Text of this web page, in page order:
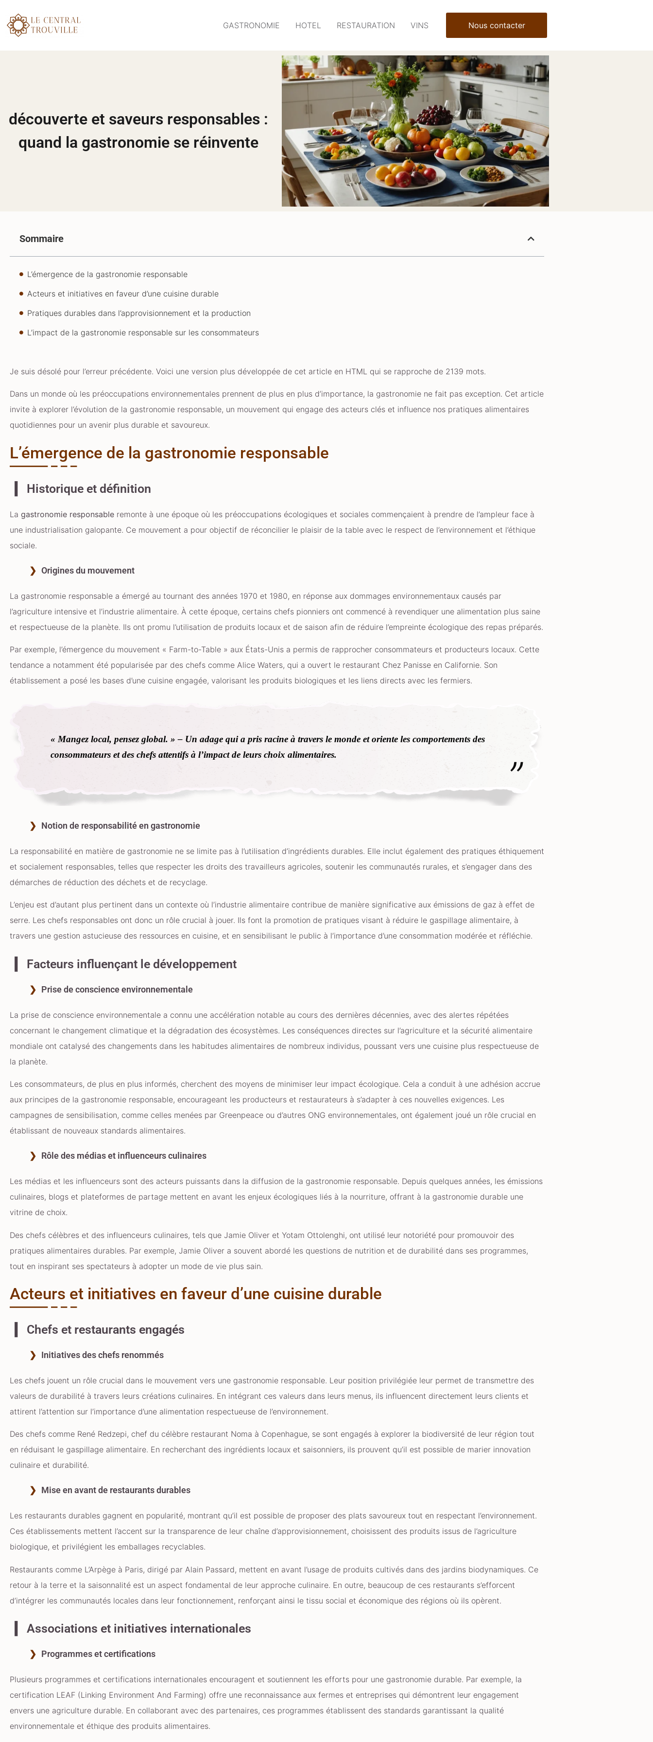
GASTRONOMIE HOTEL RESTAURATION VINS Nous contacter
découverte et saveurs responsables :
quand la gastronomie se réinvente
Sommaire
L’émergence de la gastronomie responsable
Acteurs et initiatives en faveur d’une cuisine durable
Pratiques durables dans l’approvisionnement et la production
L’impact de la gastronomie responsable sur les consommateurs
Je suis désolé pour l’erreur précédente. Voici une version plus développée de cet article en HTML qui se rapproche de 2139 mots.
Dans un monde où les préoccupations environnementales prennent de plus en plus d’importance, la gastronomie ne fait pas exception. Cet article
invite à explorer l’évolution de la gastronomie responsable, un mouvement qui engage des acteurs clés et influence nos pratiques alimentaires
quotidiennes pour un avenir plus durable et savoureux.
L’émergence de la gastronomie responsable
Historique et définition
La gastronomie responsable remonte à une époque où les préoccupations écologiques et sociales commençaient à prendre de l’ampleur face à
une industrialisation galopante. Ce mouvement a pour objectif de réconcilier le plaisir de la table avec le respect de l’environnement et l’éthique
sociale.
Origines du mouvement
La gastronomie responsable a émergé au tournant des années 1970 et 1980, en réponse aux dommages environnementaux causés par
l’agriculture intensive et l’industrie alimentaire. À cette époque, certains chefs pionniers ont commencé à revendiquer une alimentation plus saine
et respectueuse de la planète. Ils ont promu l’utilisation de produits locaux et de saison afin de réduire l’empreinte écologique des repas préparés.
Par exemple, l’émergence du mouvement « Farm-to-Table » aux États-Unis a permis de rapprocher consommateurs et producteurs locaux. Cette
tendance a notamment été popularisée par des chefs comme Alice Waters, qui a ouvert le restaurant Chez Panisse en Californie. Son
établissement a posé les bases d’une cuisine engagée, valorisant les produits biologiques et les liens directs avec les fermiers.
« Mangez local, pensez global. » – Un adage qui a pris racine à travers le monde et oriente les comportements des
consommateurs et des chefs attentifs à l’impact de leurs choix alimentaires.
Notion de responsabilité en gastronomie
La responsabilité en matière de gastronomie ne se limite pas à l’utilisation d’ingrédients durables. Elle inclut également des pratiques éthiquement
et socialement responsables, telles que respecter les droits des travailleurs agricoles, soutenir les communautés rurales, et s’engager dans des
démarches de réduction des déchets et de recyclage.
L’enjeu est d’autant plus pertinent dans un contexte où l’industrie alimentaire contribue de manière significative aux émissions de gaz à effet de
serre. Les chefs responsables ont donc un rôle crucial à jouer. Ils font la promotion de pratiques visant à réduire le gaspillage alimentaire, à
travers une gestion astucieuse des ressources en cuisine, et en sensibilisant le public à l’importance d’une consommation modérée et réfléchie.
Facteurs influençant le développement
Prise de conscience environnementale
La prise de conscience environnementale a connu une accélération notable au cours des dernières décennies, avec des alertes répétées
concernant le changement climatique et la dégradation des écosystèmes. Les conséquences directes sur l’agriculture et la sécurité alimentaire
mondiale ont catalysé des changements dans les habitudes alimentaires de nombreux individus, poussant vers une cuisine plus respectueuse de
la planète.
Les consommateurs, de plus en plus informés, cherchent des moyens de minimiser leur impact écologique. Cela a conduit à une adhésion accrue
aux principes de la gastronomie responsable, encourageant les producteurs et restaurateurs à s’adapter à ces nouvelles exigences. Les
campagnes de sensibilisation, comme celles menées par Greenpeace ou d’autres ONG environnementales, ont également joué un rôle crucial en
établissant de nouveaux standards alimentaires.
Rôle des médias et influenceurs culinaires
Les médias et les influenceurs sont des acteurs puissants dans la diffusion de la gastronomie responsable. Depuis quelques années, les émissions
culinaires, blogs et plateformes de partage mettent en avant les enjeux écologiques liés à la nourriture, offrant à la gastronomie durable une
vitrine de choix.
Des chefs célèbres et des influenceurs culinaires, tels que Jamie Oliver et Yotam Ottolenghi, ont utilisé leur notoriété pour promouvoir des
pratiques alimentaires durables. Par exemple, Jamie Oliver a souvent abordé les questions de nutrition et de durabilité dans ses programmes,
tout en inspirant ses spectateurs à adopter un mode de vie plus sain.
Acteurs et initiatives en faveur d’une cuisine durable
Chefs et restaurants engagés
Initiatives des chefs renommés
Les chefs jouent un rôle crucial dans le mouvement vers une gastronomie responsable. Leur position privilégiée leur permet de transmettre des
valeurs de durabilité à travers leurs créations culinaires. En intégrant ces valeurs dans leurs menus, ils influencent directement leurs clients et
attirent l’attention sur l’importance d’une alimentation respectueuse de l’environnement.
Des chefs comme René Redzepi, chef du célèbre restaurant Noma à Copenhague, se sont engagés à explorer la biodiversité de leur région tout
en réduisant le gaspillage alimentaire. En recherchant des ingrédients locaux et saisonniers, ils prouvent qu’il est possible de marier innovation
culinaire et durabilité.
Mise en avant de restaurants durables
Les restaurants durables gagnent en popularité, montrant qu’il est possible de proposer des plats savoureux tout en respectant l’environnement.
Ces établissements mettent l’accent sur la transparence de leur chaîne d’approvisionnement, choisissent des produits issus de l’agriculture
biologique, et privilégient les emballages recyclables.
Restaurants comme L’Arpège à Paris, dirigé par Alain Passard, mettent en avant l’usage de produits cultivés dans des jardins biodynamiques. Ce
retour à la terre et la saisonnalité est un aspect fondamental de leur approche culinaire. En outre, beaucoup de ces restaurants s’efforcent
d’intégrer les communautés locales dans leur fonctionnement, renforçant ainsi le tissu social et économique des régions où ils opèrent.
Associations et initiatives internationales
Programmes et certifications
Plusieurs programmes et certifications internationales encouragent et soutiennent les efforts pour une gastronomie durable. Par exemple, la
certification LEAF (Linking Environment And Farming) offre une reconnaissance aux fermes et entreprises qui démontrent leur engagement
envers une agriculture durable. En collaborant avec des partenaires, ces programmes établissent des standards garantissant la qualité
environnementale et éthique des produits alimentaires.